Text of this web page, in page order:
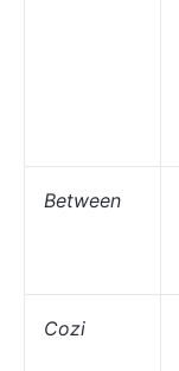
Between
Cozi